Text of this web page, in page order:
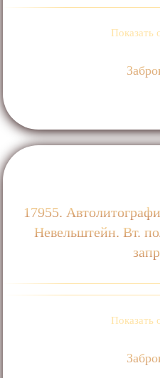
Показать
17955.
Невельштейн. Вт.
Показать